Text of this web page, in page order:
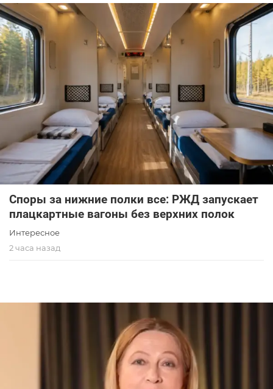
Споры за нижние полки все: РЖД запускает
плацкартные вагоны без верхних полок
Интересное
2 часа назад